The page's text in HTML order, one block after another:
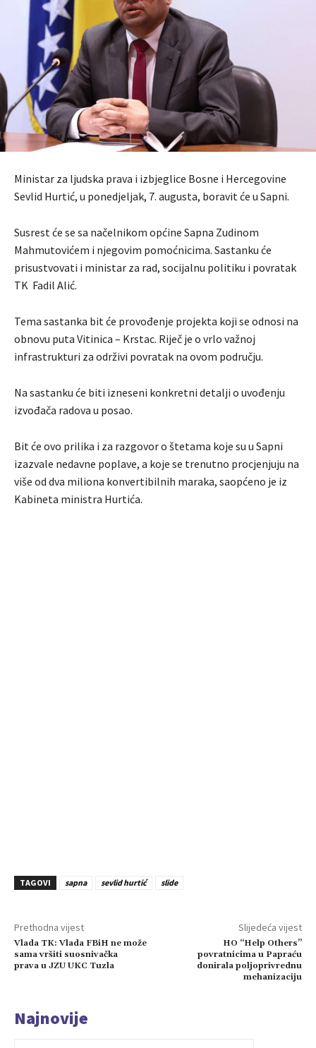
Ministar za ljudska prava i izbjeglice Bosne i Hercegovine
Sevlid Hurtić, u ponedjeljak, 7. augusta, boravit će u Sapni.
Susrest će se sa načelnikom općine Sapna Zudinom
Mahmutovićem i njegovim pomoćnicima. Sastanku će
prisustvovati i ministar za rad, socijalnu politiku i povratak
TK Fadil Alić.
Tema sastanka bit će provođenje projekta koji se odnosi na
obnovu puta Vitinica – Krstac. Riječ je o vrlo važnoj
infrastrukturi za održivi povratak na ovom području.
Na sastanku će biti izneseni konkretni detalji o uvođenju
izvođača radova u posao.
Bit će ovo prilika i za razgovor o štetama koje su u Sapni
izazvale nedavne poplave, a koje se trenutno procjenjuju na
više od dva miliona konvertibilnih maraka, saopćeno je iz
Kabineta ministra Hurtića.
TAGOVI sapna sevlid hurtić slide
Prethodna vijest
Vlada TK: Vlada FBiH ne može
sama vršiti suosnivačka
prava u JZU UKC Tuzla
Slijedeća vijest
HO “Help Others”
povratnicima u Papraću
donirala poljoprivrednu
mehanizaciju
Najnovije